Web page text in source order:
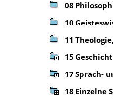
08
10
11
15
17 Sprach-
18 Einzelne